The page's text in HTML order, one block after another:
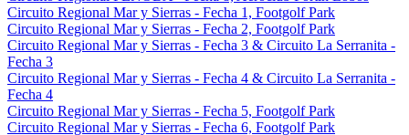
Circuito Regional Mar y Sierras - Fecha 1, Footgolf Park
Circuito Regional Mar y Sierras - Fecha 2, Footgolf Park
Circuito Regional Mar y Sierras - Fecha 3 & Circuito La Serranita -
Fecha 3
Circuito Regional Mar y Sierras - Fecha 4 & Circuito La Serranita -
Fecha 4
Circuito Regional Mar y Sierras - Fecha 5, Footgolf Park
Circuito Regional Mar y Sierras - Fecha 6, Footgolf Park